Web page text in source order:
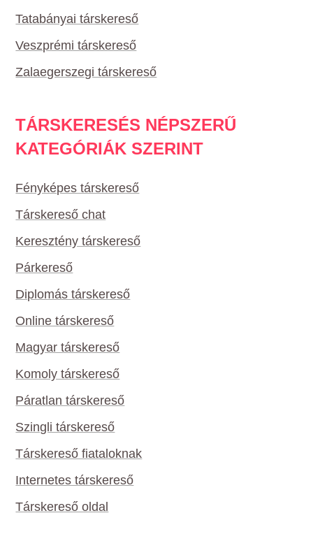
Tatabányai társkereső
Veszprémi társkereső
Zalaegerszegi társkereső
TÁRSKERESÉS NÉPSZERŰ
KATEGÓRIÁK SZERINT
Fényképes társkereső
Társkereső chat
Keresztény társkereső
Párkereső
Diplomás társkereső
Online társkereső
Magyar társkereső
Komoly társkereső
Páratlan társkereső
Szingli társkereső
Társkereső fiataloknak
Internetes társkereső
Társkereső oldal